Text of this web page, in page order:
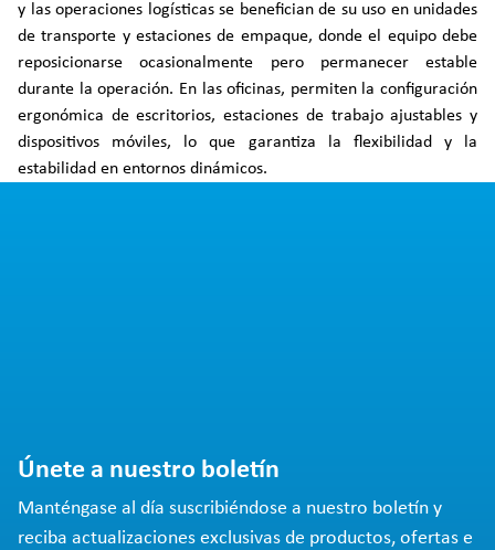
y las operaciones logísticas se benefician de su uso en unidades
de transporte y estaciones de empaque, donde el equipo debe
reposicionarse ocasionalmente pero permanecer estable
durante la operación. En las oficinas, permiten la configuración
ergonómica de escritorios, estaciones de trabajo ajustables y
dispositivos móviles, lo que garantiza la flexibilidad y la
estabilidad en entornos dinámicos.
Únete a nuestro boletín
Manténgase al día suscribiéndose a nuestro boletín y
reciba actualizaciones exclusivas de productos, ofertas e